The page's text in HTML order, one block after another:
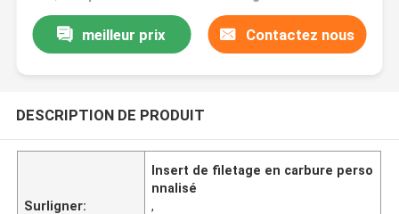
meilleur prix Contactez nous
DESCRIPTION DE PRODUIT
Surligner:
Insert de filetage en carbure perso
nnalisé
,